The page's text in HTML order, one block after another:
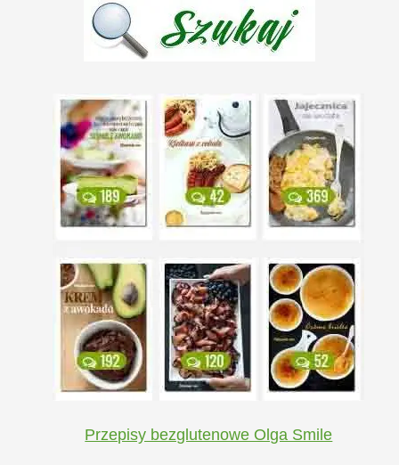
Przepisy bezglutenowe Olga Smile